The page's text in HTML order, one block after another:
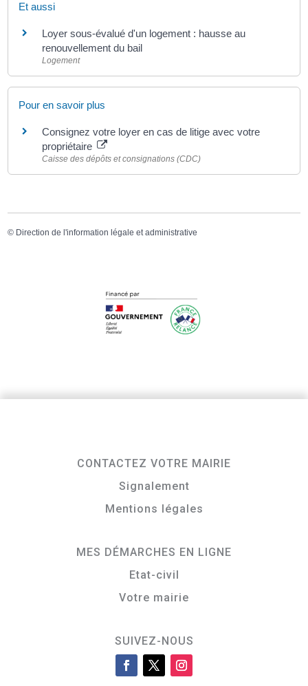
Et aussi
Loyer sous-évalué d'un logement : hausse au
renouvellement du bail
Logement
Pour en savoir plus
Consignez votre loyer en cas de litige avec votre
propriétaire
Caisse des dépôts et consignations (CDC)
© Direction de l'information légale et administrative
CONTACTEZ VOTRE MAIRIE
Signalement
Mentions légales
MES DÉMARCHES EN LIGNE
Etat-civil
Votre mairie
SUIVEZ-NOUS